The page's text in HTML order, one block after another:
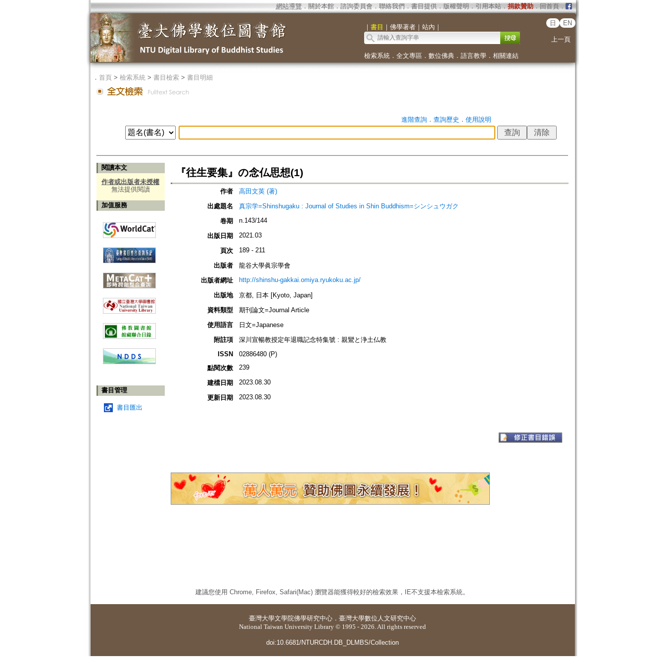
網站導覽 ． 關於本館． 諮詢委員會． 聯絡我們 ． 書目提供． 版權聲明 ． 引用本站． 捐款贊助．回首頁．
｜ 書目 ｜ 佛學著者｜ 站內 ｜
日 EN
上一頁
檢索系統． 全文專區 ． 數位佛典． 語言教學． 相關連結
． 首頁> 檢索系統> 書目檢索> 書目明細
進階查詢． 查詢歷史 ． 使用說明
閱讀本文
作者或出版者未授權
無法提供閱讀
加值服務
書目管理
書目匯出
『往生要集』の念仏思想(1)
作者
高田文英 (著)
出處題名
真宗学=Shinshugaku : Journal of Studies in Shin Buddhism=シンシュウガク
卷期
n.143/144
出版日期 2021.03
頁次 189 - 211
出版者
龍谷大學眞宗學會
出版者網址
http://shinshu-gakkai.omiya.ryukoku.ac.jp/
出版地
京都, 日本 [Kyoto, Japan]
資料類型
期刊論文=Journal Article
使用語言
日文=Japanese
附註項
深川宣暢教授定年退職記念特集號 : 親鸞と浄土仏教
ISSN
02886480 (P)
點閱次數
239
建檔日期 2023.08.30
更新日期 2023.08.30
建議您使用 Chrome, Firefox, Safari(Mac) 瀏覽器能獲得較好的檢索效果，IE不支援本檢索系統。
臺灣大學文學院佛學研究中心 ． 臺灣大學數位人文研究中心
National Taiwan University Library © 1995 - 2026. All rights reserved
doi:10.6681/NTURCDH.DB_DLMBS/Collection